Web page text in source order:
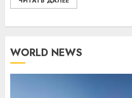
WORLD NEWS